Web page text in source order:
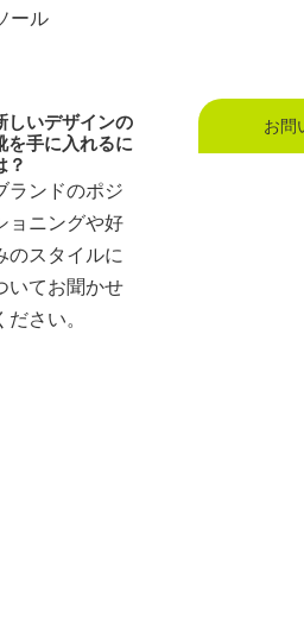
ール
しいデザインの
を手に入れるに
？
ランドのポジ
ョニングや好
のスタイルに
いてお聞かせ
ださい。
お問